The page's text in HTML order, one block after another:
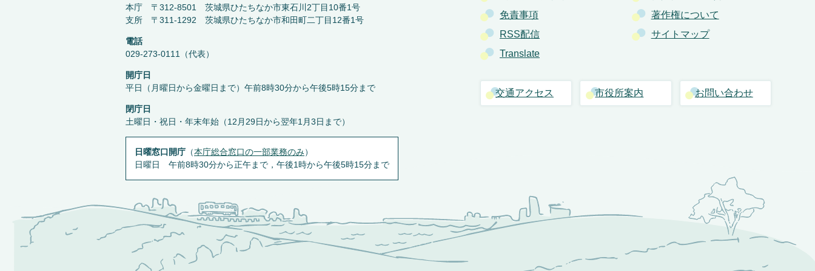
免責事項
著作権について
RSS配信
サイトマップ
Translate
交通アクセス 市役所案内 お問い合わせ
本庁 〒312-8501 茨城県ひたちなか市東石川2丁目10番1号
支所 〒311-1292 茨城県ひたちなか市和田町二丁目12番1号
電話
029-273-0111（代表）
開庁日
平日（月曜日から金曜日まで）午前8時30分から午後5時15分まで
閉庁日
土曜日・祝日・年末年始（12月29日から翌年1月3日まで）
日曜窓口開庁 （本庁総合窓口の一部業務のみ）
日曜日 午前8時30分から正午まで，午後1時から午後5時15分まで